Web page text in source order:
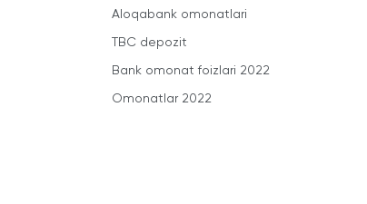
Aloqabank omonatlari
TBC depozit
Bank omonat foizlari 2022
Omonatlar 2022